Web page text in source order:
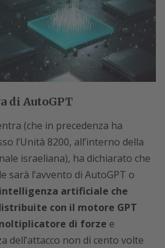
di AutoGPT
(che in precedenza ha
l’Unità 8200, all’interno della
israeliana), ha dichiarato che
sarà l’avvento di AutoGPT o
artificiale che
con il motore GPT
di forze e
dell’attacco non di cento volte